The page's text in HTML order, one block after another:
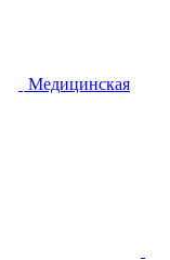
Медицинская